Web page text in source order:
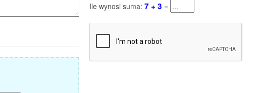
Ile wynosi suma: 7 + 3 =